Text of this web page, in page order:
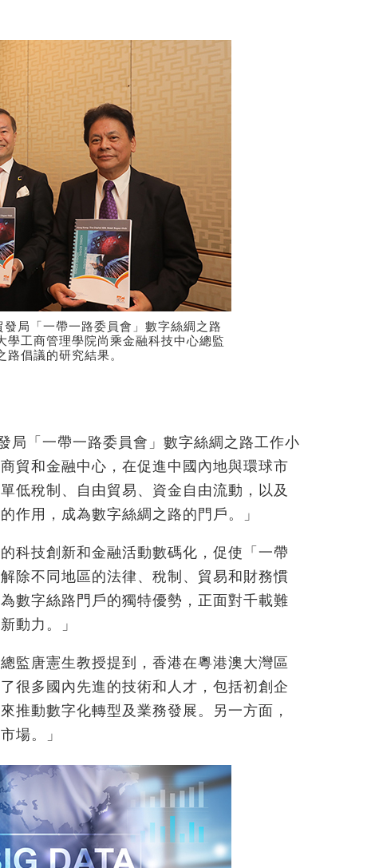
局「一帶一路委員會」數字絲綢之路
工商管理學院尚乘金融科技中心總監
倡議的研究結果。
局「一帶一路委員會」數字絲綢之路工作小
貿和金融中心，在促進中國內地與環球市
低稅制、自由貿易、資金自由流動，以及
作用，成為數字絲綢之路的門戶。」
科技創新和金融活動數碼化，促使「一帶
除不同地區的法律、稅制、貿易和財務慣
數字絲路門戶的獨特優勢，正面對千載難
動力。」
監唐憲生教授提到，香港在粵港澳大灣區
很多國內先進的技術和人才，包括初創企
推動數字化轉型及業務發展。另一方面，
場。」